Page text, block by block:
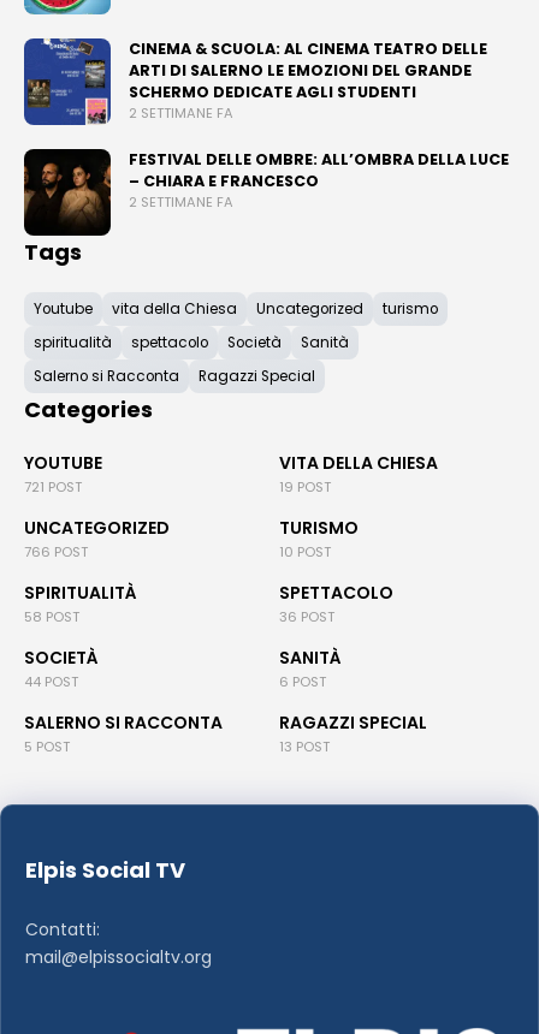
CINEMA & SCUOLA: AL CINEMA TEATRO DELLE
ARTI DI SALERNO LE EMOZIONI DEL GRANDE
SCHERMO DEDICATE AGLI STUDENTI
2 SETTIMANE FA
FESTIVAL DELLE OMBRE: ALL’OMBRA DELLA LUCE
– CHIARA E FRANCESCO
2 SETTIMANE FA
Tags
Youtube vita della Chiesa Uncategorized
turismo
spiritualità
spettacolo Società
Sanità
Salerno si Racconta
Ragazzi Special
Categories
YOUTUBE
721 POST
VITA DELLA CHIESA
19 POST
UNCATEGORIZED
766 POST
TURISMO
10 POST
SPIRITUALITÀ
58 POST
SPETTACOLO
36 POST
SOCIETÀ
44 POST
SANITÀ
6 POST
SALERNO SI RACCONTA
5 POST
RAGAZZI SPECIAL
13 POST
Elpis Social TV
Contatti:
mail@elpissocialtv.org